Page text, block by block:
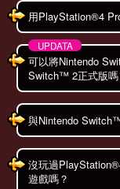
用PlayStation®4
可以將Nintendo
Switch™ 2正式版嗎
與Nintendo
沒玩過
遊戲嗎？